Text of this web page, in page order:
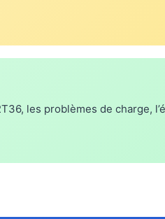
les problèmes de charge,